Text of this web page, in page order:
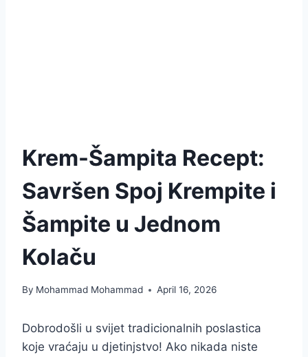
Krem-Šampita Recept:
Savršen Spoj Krempite i
Šampite u Jednom
Kolaču
By Mohammad Mohammad April 16, 2026
Dobrodošli u svijet tradicionalnih poslastica
koje vraćaju u djetinjstvo! Ako nikada niste